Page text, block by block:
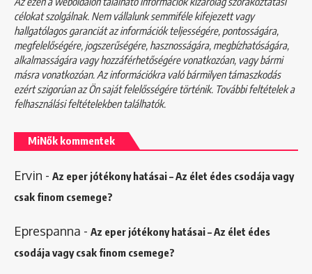
célokat szolgálnak. Nem vállalunk semmiféle kifejezett vagy
hallgatólagos garanciát az információk teljességére, pontosságára,
megfelelőségére, jogszerűségére, hasznosságára, megbízhatóságára,
alkalmasságára vagy hozzáférhetőségére vonatkozóan, vagy bármi
másra vonatkozóan. Az információkra való bármilyen támaszkodás
ezért szigorúan az Ön saját felelősségére történik. További feltételek a
felhasználási feltételekbentalálhatók.
MiNők kommentek
Ervin - Az eper jótékony hatásai – Az élet édes csodája vagy
csak finom csemege?
Eprespanna - Az eper jótékony hatásai – Az élet édes
csodája vagy csak finom csemege?